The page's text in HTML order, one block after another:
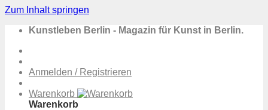
Zum Inhalt springen
Kunstleben Berlin - Magazin für Kunst in Berlin.
Anmelden / Registrieren
Warenkorb
Warenkorb